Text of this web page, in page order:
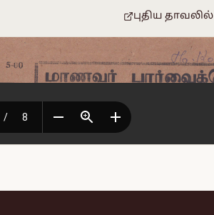
புதிய தாவலில்